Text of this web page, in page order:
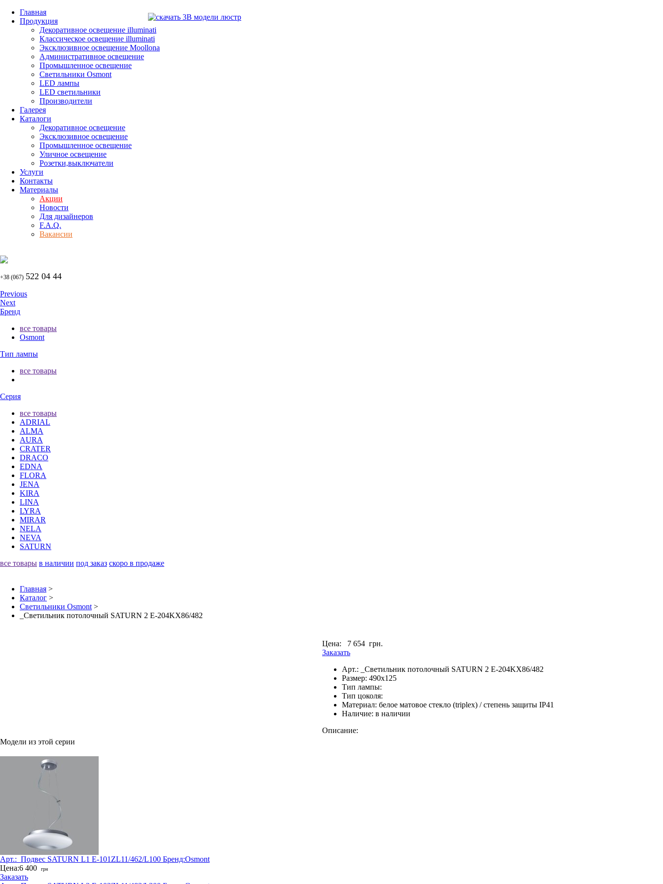
Главная
Продукция
Декоративное освещение illuminati
Классическое освещение illuminati
Эксклюзивное освещение Moollona
Административное освещение
Промышленное освещение
Светильники Osmont
LED лампы
LED светильники
Производители
Галерея
Каталоги
Декоративное освещение
Эксклюзивное освещение
Промышленное освещение
Уличное освещение
Розетки,выключатели
Услуги
Контакты
Материалы
Акции
Новости
Для дизайнеров
F.A.Q.
Вакансии
+38 (067) 522 04 44
Previous
Next
Бренд
все товары
Osmont
Тип лампы
все товары
Серия
все товары
ADRIAL
ALMA
AURA
CRATER
DRACO
EDNA
FLORA
JENA
KIRA
LINA
LYRA
MIRAR
NELA
NEVA
SATURN
все товары в наличии под заказ скоро в продаже
Главная >
Каталог >
Светильники Osmont >
_Светильник потолочный SATURN 2 E-204KX86/482
Цена:
7 654 грн.
Заказать
Арт.:
_Светильник потолочный SATURN 2 E-204KX86/482
Размер: 490x125
Тип лампы:
Тип цоколя:
Материал: белое матовое стекло (triplex) / степень защиты IP41
Наличие: в наличии
Описание:
Модели из этой серии
Арт.: _Подвес SATURN L1 E-101ZL11/462/L100 Бренд:Osmont
Цена:6 400 грн
Заказать